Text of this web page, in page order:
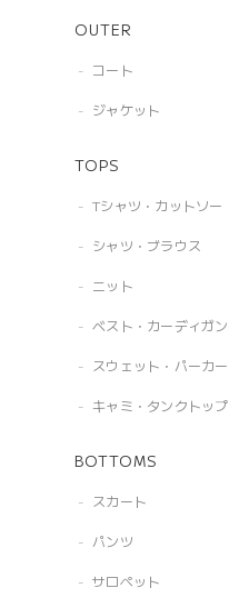
OUTER
コート
ジャケット
TOPS
Tシャツ・カットソー
シャツ・ブラウス
ニット
ベスト・カーディガン
スウェット・パーカー
キャミ・タンクトップ
BOTTOMS
スカート
パンツ
サロペット